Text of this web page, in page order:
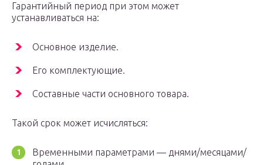
Гарантийный период при этом может
устанавливаться на:
Основное изделие.
Его комплектующие.
Составные части основного товара.
Такой срок может исчисляться:
Временными параметрами — днями/месяцами/